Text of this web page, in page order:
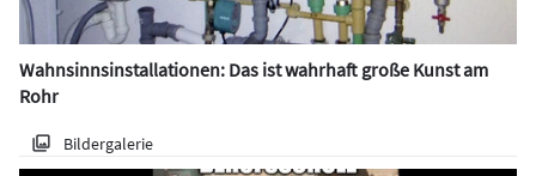
Wahnsinnsinstallationen: Das ist wahrhaft große Kunst am
Rohr
Bildergalerie